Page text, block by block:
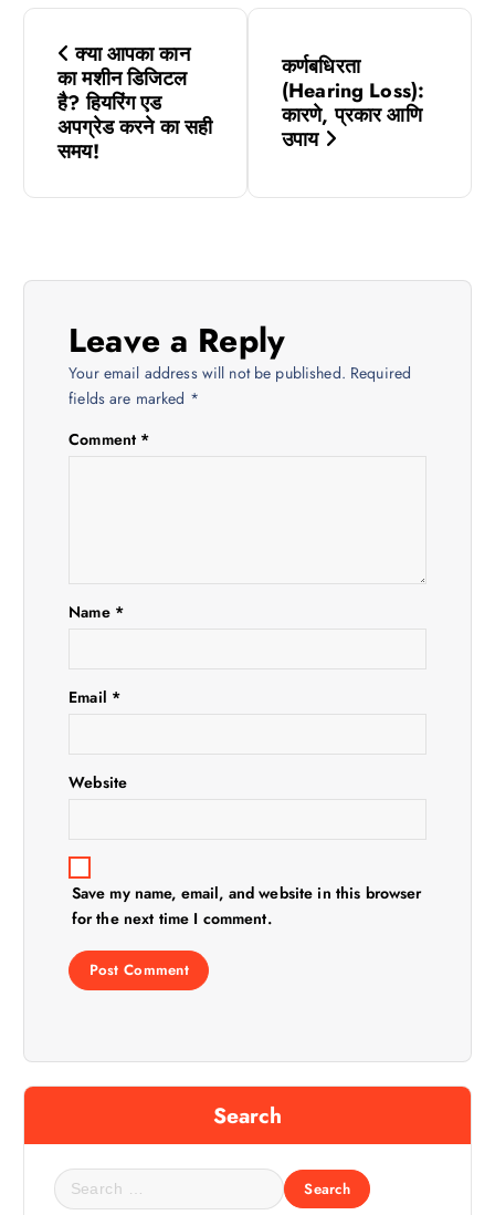
P
t
a
क्या आपका कान
का मशीन डिजिटल
है? हियरिंग एड
अपग्रेड करने का सही
समय!
कर्णबधिरता
(Hearing Loss):
कारणे, प्रकार आणि
उपाय
Leave a Reply
Your email address will not be published. Required
fields are marked *
Comment *
Name *
Email *
Website
Save my name, email, and website in this browser
for the next time I comment.
Search
S
e